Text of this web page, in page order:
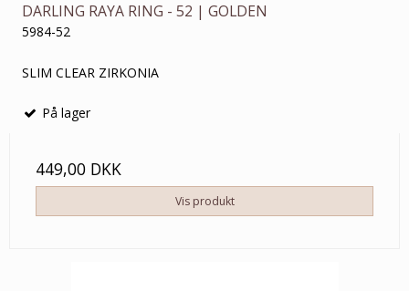
DARLING RAYA RING - 52 | GOLDEN
5984-52
SLIM CLEAR ZIRKONIA
På lager
449,00 DKK
Vis produkt